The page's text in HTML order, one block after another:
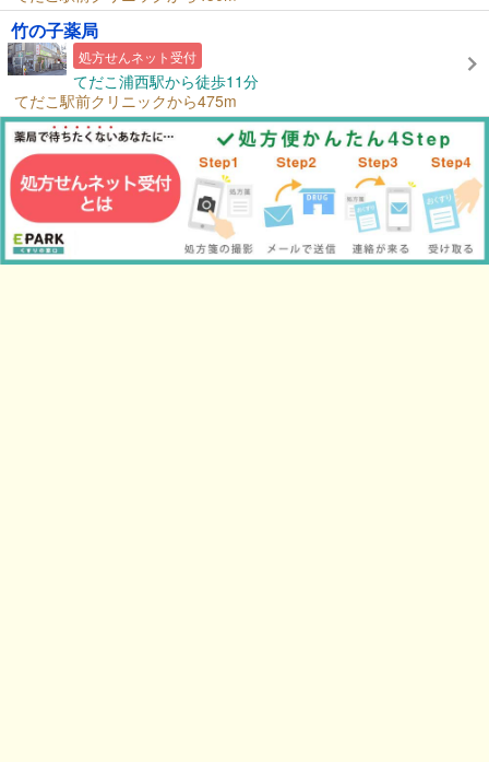
竹の子薬局
処方せんネット受付
てだこ浦西駅から徒歩11分
てだこ駅前クリニックから475m